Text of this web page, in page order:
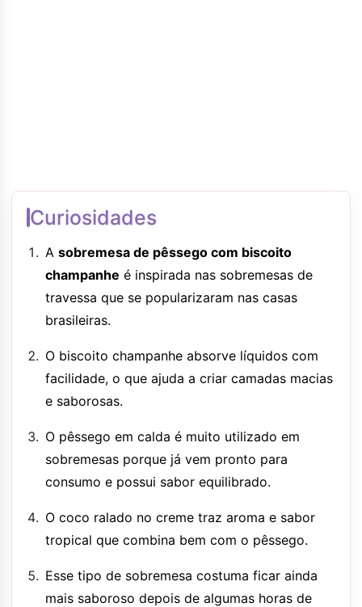
Curiosidades
A sobremesa de pêssego com biscoito
champanhe é inspirada nas sobremesas de
travessa que se popularizaram nas casas
brasileiras.
O biscoito champanhe absorve líquidos com
facilidade, o que ajuda a criar camadas macias
e saborosas.
O pêssego em calda é muito utilizado em
sobremesas porque já vem pronto para
consumo e possui sabor equilibrado.
O coco ralado no creme traz aroma e sabor
tropical que combina bem com o pêssego.
Esse tipo de sobremesa costuma ficar ainda
mais saboroso depois de algumas horas de